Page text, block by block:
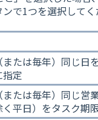
で1つを選択してく
または毎年）同じ日
指定
または毎年）同じ営
く平日）をタスク期